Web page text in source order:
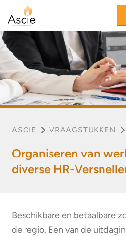
Ascie
Organiseren van
diverse HR-
ASCIE VRAAGSTUKKEN
Beschikbare en betaalbare
de regio. Een van de